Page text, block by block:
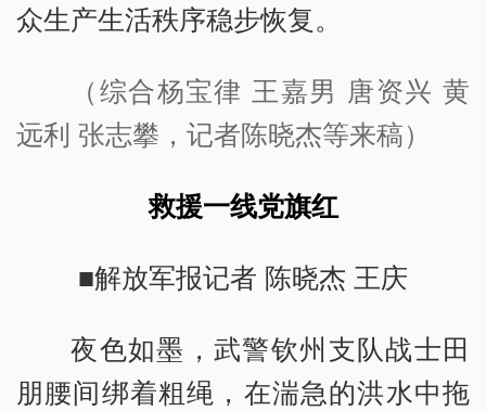
众生产生活秩序稳步恢复。
（综合杨宝律 王嘉男 唐资兴 黄
远利 张志攀，记者陈晓杰等来稿）
救援一线党旗红
■解放军报记者 陈晓杰 王庆
夜色如墨，武警钦州支队战士田
朋腰间绑着粗绳，在湍急的洪水中拖